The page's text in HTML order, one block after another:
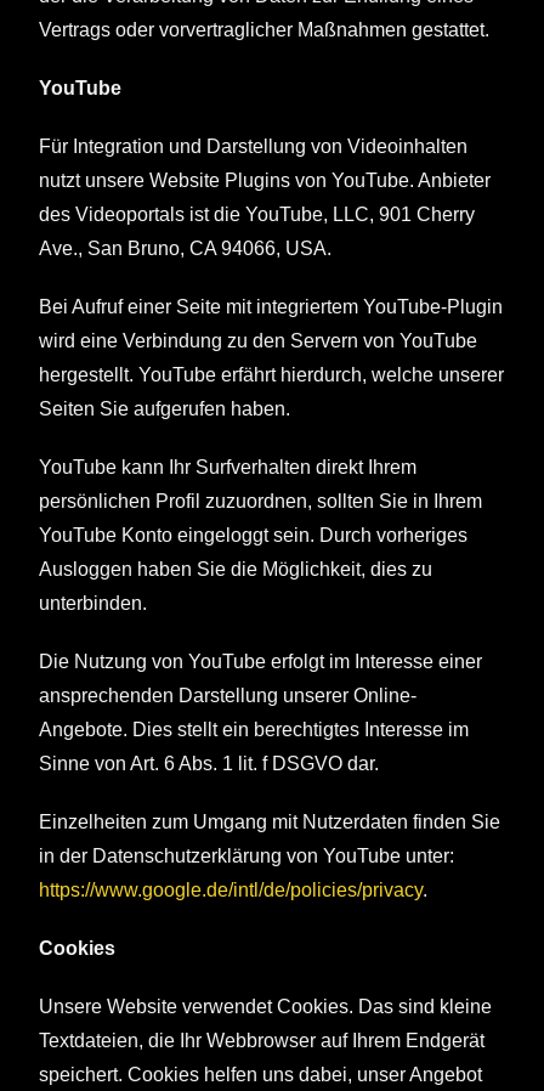
Vertrags oder vorvertraglicher Maßnahmen gestattet.
YouTube
Für Integration und Darstellung von Videoinhalten
nutzt unsere Website Plugins von YouTube. Anbieter
des Videoportals ist die YouTube, LLC, 901 Cherry
Ave., San Bruno, CA 94066, USA.
Bei Aufruf einer Seite mit integriertem YouTube-Plugin
wird eine Verbindung zu den Servern von YouTube
hergestellt. YouTube erfährt hierdurch, welche unserer
Seiten Sie aufgerufen haben.
YouTube kann Ihr Surfverhalten direkt Ihrem
persönlichen Profil zuzuordnen, sollten Sie in Ihrem
YouTube Konto eingeloggt sein. Durch vorheriges
Ausloggen haben Sie die Möglichkeit, dies zu
unterbinden.
Die Nutzung von YouTube erfolgt im Interesse einer
ansprechenden Darstellung unserer Online-
Angebote. Dies stellt ein berechtigtes Interesse im
Sinne von Art. 6 Abs. 1 lit. f DSGVO dar.
Einzelheiten zum Umgang mit Nutzerdaten finden Sie
in der Datenschutzerklärung von YouTube unter:
https://www.google.de/intl/de/policies/privacy.
Cookies
Unsere Website verwendet Cookies. Das sind kleine
Textdateien, die Ihr Webbrowser auf Ihrem Endgerät
speichert. Cookies helfen uns dabei, unser Angebot